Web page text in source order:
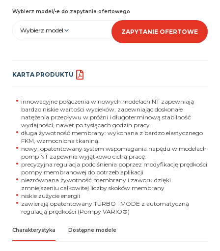
Wybierz model/-e do zapytania ofertowego
Wybierz model ZAPYTANIE OFERTOWE
KARTA PRODUKTU
innowacyjne połączenia w nowych modelach NT zapewniają
bardzo niskie wartości wycieków, zapewniając doskonałe
natężenia przepływu w próżni i długoterminową stabilność
wydajności, nawet po tysiącach godzin pracy.
długa żywotność membrany: wykonana z bardzo elastycznego
FKM, wzmocniona tkaniną.
nowy, opatentowany system wspomagania napędu w modelach
pomp NT zapewnia wyjątkowo cichą pracę.
precyzyjna regulacja podciśnienia poprzez modyfikację prędkości
pompy membranowej do potrzeb aplikacji
niezrównana żywotność membrany i zaworu dzięki
zmniejszeniu całkowitej liczby skoków membrany
niskie zużycie energii
zawierają opatentowany TURBO · MODE z automatyczną
regulacją prędkości (Pompy VARIO®)
Charakterystyka Dostępne modele